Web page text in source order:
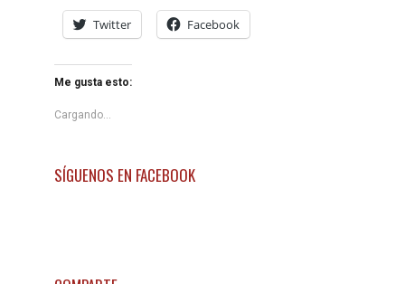
Twitter Facebook
Me gusta esto:
Cargando...
SÍGUENOS EN FACEBOOK